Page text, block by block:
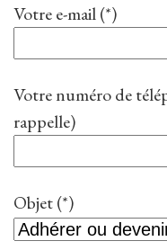
Votre e-mail (*)
Votre numéro de
rappelle)
Objet (*)